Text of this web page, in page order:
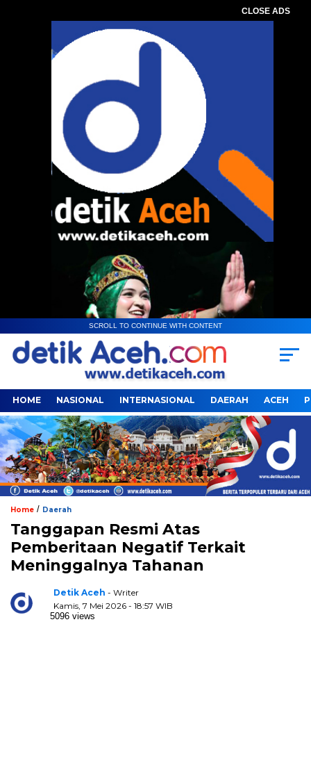
CLOSE ADS
SCROLL TO CONTINUE WITH CONTENT
HOME NASIONAL INTERNASIONAL DAERAH ACEH
Home / Daerah
Tanggapan Resmi Atas
Pemberitaan Negatif Terkait
Meninggalnya Tahanan
Detik Aceh - Writer
Kamis, 7 Mei 2026 - 18:57 WIB
5096 views